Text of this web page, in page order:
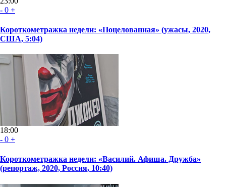
- 0 +
Короткометражка недели: «Поцелованная» (ужасы, 2020,
США, 5:04)
18:00
- 0 +
Короткометражка недели: «Василий. Афиша. Дружба»
(репортаж, 2020, Россия, 10:40)